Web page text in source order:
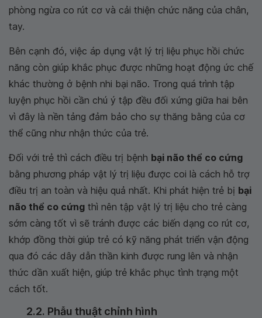
phòng ngừa co rút cơ và cải thiện chức năng của chân,
tay.
Bên cạnh đó, việc áp dụng vật lý trị liệu phục hồi chức
năng còn giúp khắc phục được những hoạt động ức chế
khác thường ở bệnh nhi bại não. Trong quá trình tập
luyện phục hồi cần chú ý tập đều đối xứng giữa hai bên
vì đây là nền tảng đảm bảo cho sự thăng bằng của cơ
thể cũng như nhận thức của trẻ.
Đối với trẻ thì cách điều trị bệnh bại não thể co cứng
bằng phương pháp vật lý trị liệu được coi là cách hỗ trợ
điều trị an toàn và hiệu quả nhất. Khi phát hiện trẻ bị bại
não thể co cứng thì nên tập vật lý trị liệu cho trẻ càng
sớm càng tốt vì sẽ tránh được các biến dạng co rút cơ,
khớp đồng thời giúp trẻ có kỹ năng phát triển vận động
qua đó các dây dẫn thần kinh được rung lên và nhận
thức dần xuất hiện, giúp trẻ khắc phục tình trạng một
cách tốt.
2.2. Phẫu thuật chỉnh hình